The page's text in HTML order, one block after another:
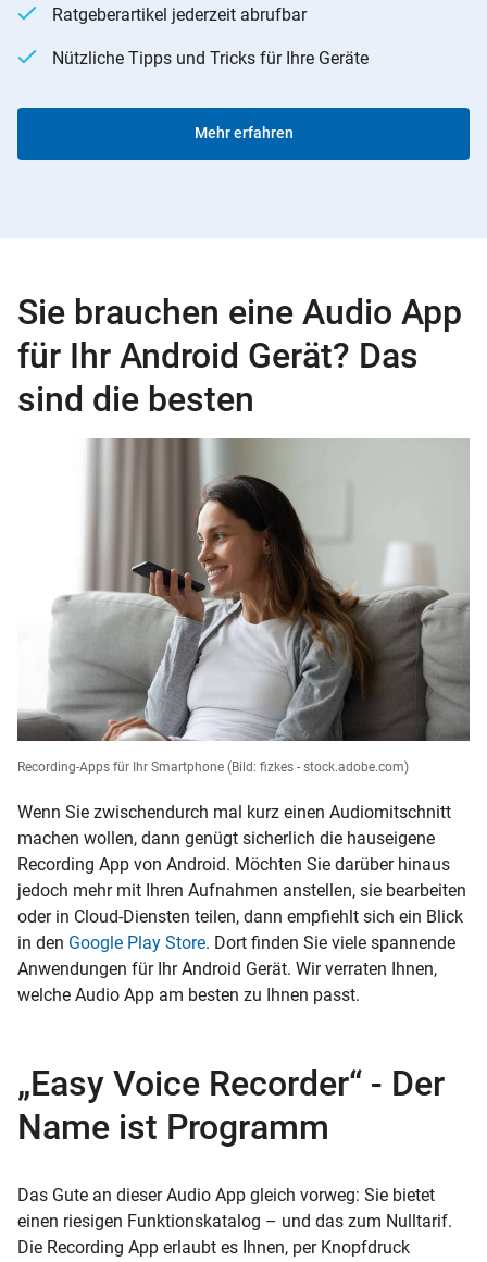
Ratgeberartikel jederzeit abrufbar
Nützliche Tipps und Tricks für Ihre Geräte
Mehr erfahren
Sie brauchen eine Audio App
für Ihr Android Gerät? Das
sind die besten
Recording-Apps für Ihr Smartphone (Bild: fizkes - stock.adobe.com)
Wenn Sie zwischendurch mal kurz einen Audiomitschnitt
machen wollen, dann genügt sicherlich die hauseigene
Recording App von Android. Möchten Sie darüber hinaus
jedoch mehr mit Ihren Aufnahmen anstellen, sie bearbeiten
oder in Cloud-Diensten teilen, dann empfiehlt sich ein Blick
in den Google Play Store. Dort finden Sie viele spannende
Anwendungen für Ihr Android Gerät. Wir verraten Ihnen,
welche Audio App am besten zu Ihnen passt.
„Easy Voice Recorder“ - Der
Name ist Programm
Das Gute an dieser Audio App gleich vorweg: Sie bietet
einen riesigen Funktionskatalog – und das zum Nulltarif.
Die Recording App erlaubt es Ihnen, per Knopfdruck